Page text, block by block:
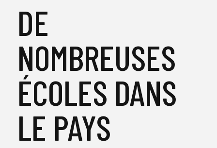
DE
NOMBREUSES
ÉCOLES DANS
LE PAYS